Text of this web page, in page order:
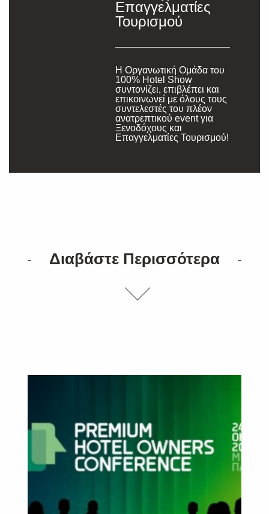
Επαγγελματίες
Τουρισμού
Η Οργανωτική Ομάδα του
100% Hotel Show
συντονίζει, επιβλέπει και
επικοινωνεί με όλους τους
συντελεστές του πλέον
ανατρεπτικού event για
Ξενοδόχους και
Επαγγελματίες Τουρισμού!
Διαβάστε Περισσότερα